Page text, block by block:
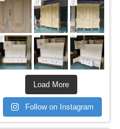
Load More
Follow on Instagram